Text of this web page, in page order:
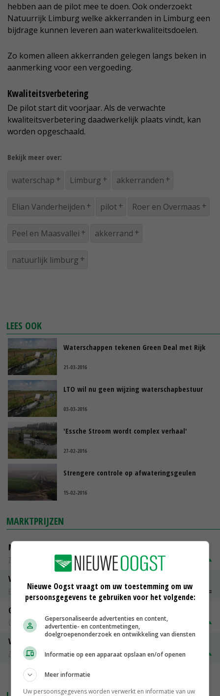
hebben aan de pilot mee te doen. Ook onderzoekt
Natuurrijk Limburg welke akkerranden in Limburg een
bijdrage kunnen leveren aan waterkwaliteitsdoelen.
Zo komen alleen akkerranden gelegen langs beken in
aanmerking voor een vergoeding.
Kwaliteitsverbetering
De pilot start dit voorjaar. Als de verwachte
kwaliteitsverbetering daadwerkelijk plaats vindt, kan
worden opgeschaald.
Bekijk meer over:
waterschap Limburg akkerranden
Elian Vanderheijden pilot Roer en Overmaas
Peel en Maasvallei akkerrand
natuurlijk limburg
LEES OOK
Waterschappen tekenen Green Deal met Rijk
21-03-2016
LTO wil nu geen wijzing waterschapbestuur
03-03-2016
'Essche Stroom wordt complex verhaal'
27-02-2016
Strengere controle op afwateringsgeulen
15-02-2016
MARKTPRIJZEN
Magere melkpoeder
Zuivel NL
€ 269,00
Vleeskuikens 2001-2600 gr
Barneveld
€ 1,09~ € 1,11
Gerst
Groningen
€ 197,00
Volle melkpoeder
Zuivel NL
€ 345,00 € 20,00
MEER MARKTPRIJZEN
Nieuwe Oogst vraagt om uw toestemming om uw
persoonsgegevens te gebruiken voor het volgende:
Gepersonaliseerde advertenties en content,
advertentie- en contentmetingen,
doelgroepenonderzoek en ontwikkeling van diensten
Informatie op een apparaat opslaan en/of openen
Meer informatie
Uw persoonsgegevens worden verwerkt en informatie van uw